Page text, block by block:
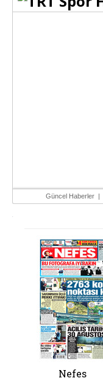
Güncel Haberler|